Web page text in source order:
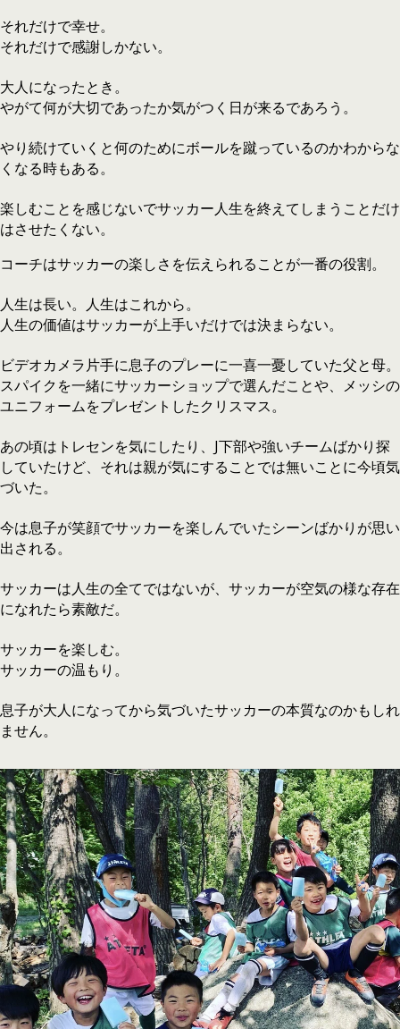
それだけで幸せ。
それだけで感謝しかない。
大人になったとき。
やがて何が大切であったか気がつく日が来るであろう。
やり続けていくと何のためにボールを蹴っているのかわからな
くなる時もある。
楽しむことを感じないでサッカー人生を終えてしまうことだけ
はさせたくない。
コーチはサッカーの楽しさを伝えられることが一番の役割。
人生は長い。人生はこれから。
人生の価値はサッカーが上手いだけでは決まらない。
ビデオカメラ片手に息子のプレーに一喜一憂していた父と母。
スパイクを一緒にサッカーショップで選んだことや、メッシの
ユニフォームをプレゼントしたクリスマス。
あの頃はトレセンを気にしたり、J下部や強いチームばかり探
していたけど、それは親が気にすることでは無いことに今頃気
づいた。
今は息子が笑顔でサッカーを楽しんでいたシーンばかりが思い
出される。
サッカーは人生の全てではないが、サッカーが空気の様な存在
になれたら素敵だ。
サッカーを楽しむ。
サッカーの温もり。
息子が大人になってから気づいたサッカーの本質なのかもしれ
ません。